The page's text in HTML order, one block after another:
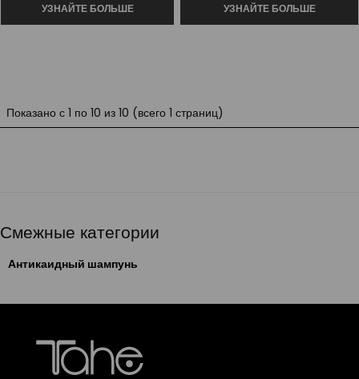
Показано с 1 по 10 из 10 (всего 1 страниц)
Смежные категории
Антикаидный шампунь